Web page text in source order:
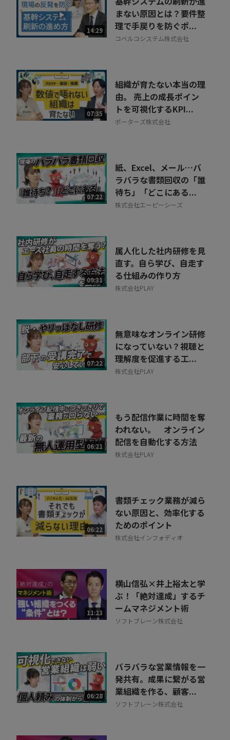
14:29
まない原因とは？要件整
理で手戻りを防ぐポ...
コベルコシステム株式会社
07:35
組織が育たない本当の理
由。 売上の成長ポイン
トを可視化するKPI...
ポーターズ株式会社
07:22
紙、Excel、メール…バ
ラバラな書類回収の「誰
待ち」「どこにある...
株式会社エーピーシーズ
09:31
属人化した社内研修を見
直す。自ら学び、自走す
る仕組みの作り方
株式会社PLAY
07:22
無意味なオンライン研修
になっていない？視聴と
理解度を促進する工...
株式会社PLAY
06:21
もう配信作業に時間を奪
われない。 オンライン
配信を自動化する方法
株式会社PLAY
06:22
書類チェック業務が減ら
ない原因と、効率化する
ためのポイント
株式会社インフォディオ
11:23
横山信弘×井上裕太と学
ぶ！「絶対達成」するチ
ームマネジメント術
ソフトブレーン株式会社
06:28
バラバラな営業情報を一
発共有。成果に繋がる営
業組織を作る、顧客...
ソフトブレーン株式会社